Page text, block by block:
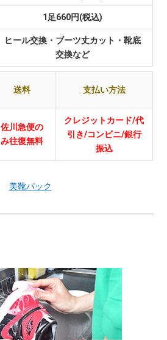
1足660円(税込)
ヒール交換・ブーツ丈カット・靴底
交換など
送料 支払い方法
佐川急便の
み往復無料
クレジットカード/代
引き/コンビニ/銀行
振込
美靴パック